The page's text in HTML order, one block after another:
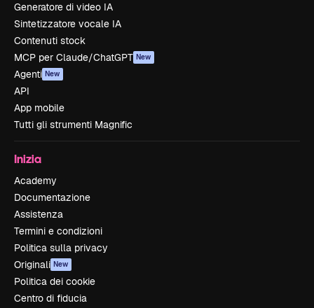
Generatore di video IA
Sintetizzatore vocale IA
Contenuti stock
MCP per Claude/ChatGPT New
Agenti New
API
App mobile
Tutti gli strumenti Magnific
Inizia
Academy
Documentazione
Assistenza
Termini e condizioni
Politica sulla privacy
Originali New
Politica dei cookie
Centro di fiducia